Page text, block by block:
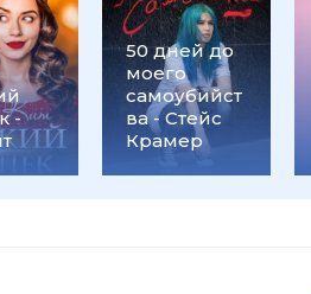
-
50 дней до
моего
самоубийст
ва - Стейс
Крамер